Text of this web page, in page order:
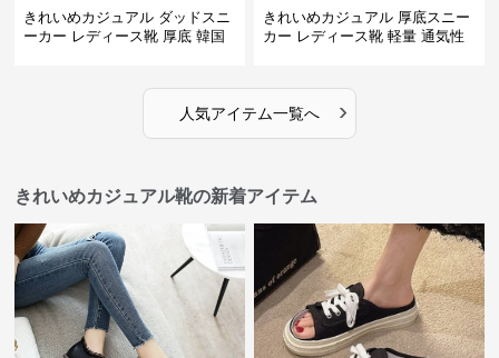
きれいめカジュアル ダッドスニ
ーカー レディース靴 厚底 韓国
きれいめカジュアル 厚底スニー
カー レディース靴 軽量 通気性
人気アイテム一覧へ ›
きれいめカジュアル靴の新着アイテム